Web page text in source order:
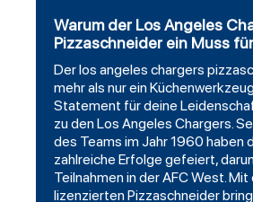
Warum der Los Angeles
Pizzaschneider ein Muss
Derlos angeles chargers
mehr als nur ein
Statement für deine
zu den Los Angeles Chargers.
des Teams im Jahr 1960 haben
zahlreiche Erfolge gefeiert,
Teilnahmen in der AFC West.
lizenzierten Pizzaschneider